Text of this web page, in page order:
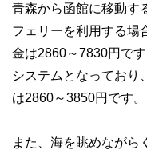
青森から函館に移動す
フェリーを利用する場
金は2860～7830円で
システムとなっており
は2860～3850円です。
また、海を眺めながら